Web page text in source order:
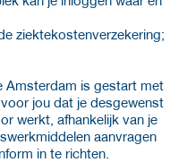
ziektekostenverzekering;
Amsterdam is gestart met
jou dat je desgewenst
werkt, afhankelijk van je
aanvragen
in te richten.